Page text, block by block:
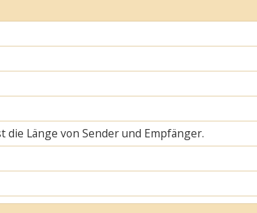
die Länge von Sender und Empfänger.